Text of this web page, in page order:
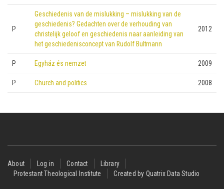
P
Geschiedenis van de mislukking – mislukking van de
geschiedenis? Gedachten over de verhouding van
christelijk geloof en geschiedenis naar aanleiding van
het geschiedenisconcept van Rudolf Bultmann
2012
P Egyház és nemzet 2009
P Church and politics 2008
Footer
menu
About Log in Contact
Library
Protestant Theological Institute
Created by Quatrix Data Studio